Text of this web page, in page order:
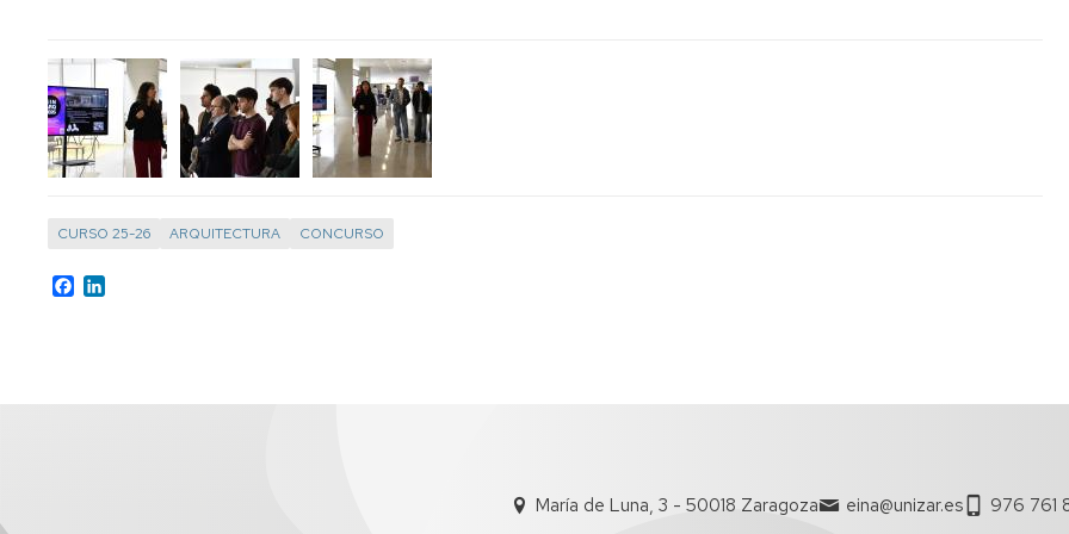
CURSO 25-26 ARQUITECTURA CONCURSO
Facebook
María de Luna, 3 - 50018 Zaragoza eina@unizar.es 976 761